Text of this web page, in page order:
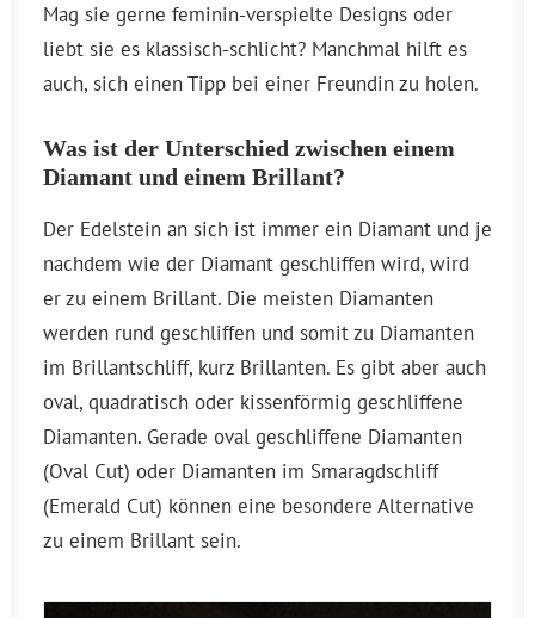
Mag sie gerne feminin-verspielte Designs oder
liebt sie es klassisch-schlicht? Manchmal hilft es
auch, sich einen Tipp bei einer Freundin zu holen.
Was ist der Unterschied zwischen einem
Diamant und einem Brillant?
Der Edelstein an sich ist immer ein Diamant und je
nachdem wie der Diamant geschliffen wird, wird
er zu einem Brillant. Die meisten Diamanten
werden rund geschliffen und somit zu Diamanten
im Brillantschliff, kurz Brillanten. Es gibt aber auch
oval, quadratisch oder kissenförmig geschliffene
Diamanten. Gerade oval geschliffene Diamanten
(Oval Cut) oder Diamanten im Smaragdschliff
(Emerald Cut) können eine besondere Alternative
zu einem Brillant sein.